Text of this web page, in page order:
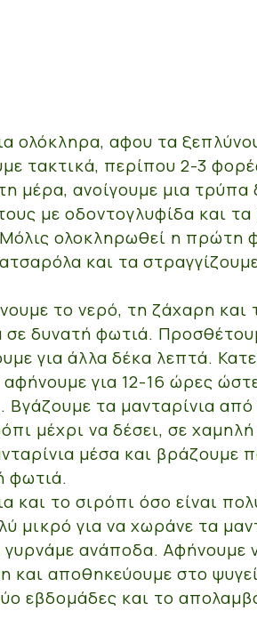
ολόκληρα, αφου τα
τακτικά, περίπου 2-3
μέρα, ανοίγουμε μια
με οδοντογλυφίδα και
ολοκληρωθεί η πρώτη
και τα
το νερό, τη ζάχαρη και
σε δυνατή φωτιά.
για άλλα δέκα λεπτά.
για 12-16 ώρες
τα μανταρίνια
μέχρι να δέσει, σε
μέσα και βράζουμε
φωτιά.
και το σιρόπι όσο είναι
μικρό για να χωράνε τα
ανάποδα. Αφήνουμε
και αποθηκεύουμε στο
εβδομάδες και το